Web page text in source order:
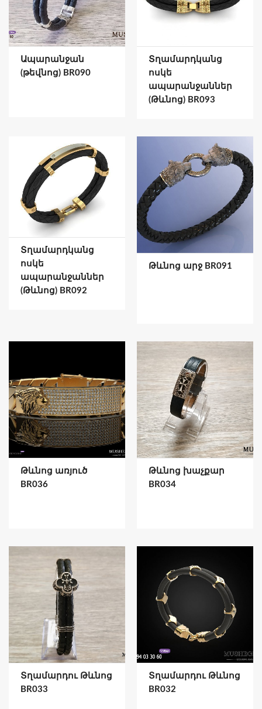
Ապարանջան
(թեվնոց) BR090
Տղամարդկանց
ոսկե
ապարանջաններ
(Թևնոց) BR093
Տղամարդկանց
ոսկե
ապարանջաններ
(Թևնոց) BR092
Թևնոց արջ BR091
Թևնոց առյուծ
BR036
Թևնոց խաչքար
BR034
Տղամարդու Թևնոց
BR033
Տղամարդու Թևնոց
BR032